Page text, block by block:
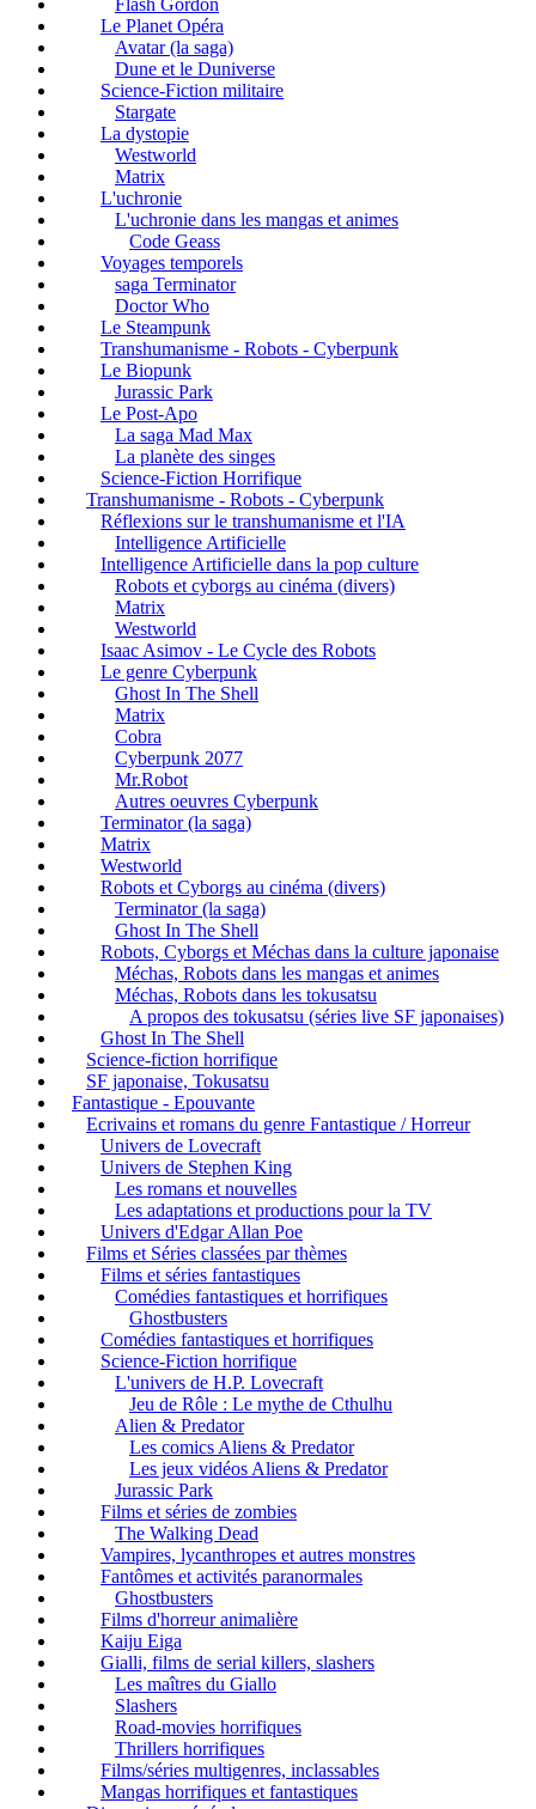
Flash Gordon
Le Planet Opéra
Avatar (la saga)
Dune et le Duniverse
Science-Fiction militaire
Stargate
La dystopie
Westworld
Matrix
L'uchronie
L'uchronie dans les mangas et animes
Code Geass
Voyages temporels
saga Terminator
Doctor Who
Le Steampunk
Transhumanisme - Robots - Cyberpunk
Le Biopunk
Jurassic Park
Le Post-Apo
La saga Mad Max
La planète des singes
Science-Fiction Horrifique
Transhumanisme - Robots - Cyberpunk
Réflexions sur le transhumanisme et l'IA
Intelligence Artificielle
Intelligence Artificielle dans la pop culture
Robots et cyborgs au cinéma (divers)
Matrix
Westworld
Isaac Asimov - Le Cycle des Robots
Le genre Cyberpunk
Ghost In The Shell
Matrix
Cobra
Cyberpunk 2077
Mr.Robot
Autres oeuvres Cyberpunk
Terminator (la saga)
Matrix
Westworld
Robots et Cyborgs au cinéma (divers)
Terminator (la saga)
Ghost In The Shell
Robots, Cyborgs et Méchas dans la culture japonaise
Méchas, Robots dans les mangas et animes
Méchas, Robots dans les tokusatsu
A propos des tokusatsu (séries live SF japonaises)
Ghost In The Shell
Science-fiction horrifique
SF japonaise, Tokusatsu
Fantastique - Epouvante
Ecrivains et romans du genre Fantastique / Horreur
Univers de Lovecraft
Univers de Stephen King
Les romans et nouvelles
Les adaptations et productions pour la TV
Univers d'Edgar Allan Poe
Films et Séries classées par thèmes
Films et séries fantastiques
Comédies fantastiques et horrifiques
Ghostbusters
Comédies fantastiques et horrifiques
Science-Fiction horrifique
L'univers de H.P. Lovecraft
Jeu de Rôle : Le mythe de Cthulhu
Alien & Predator
Les comics Aliens & Predator
Les jeux vidéos Aliens & Predator
Jurassic Park
Films et séries de zombies
The Walking Dead
Vampires, lycanthropes et autres monstres
Fantômes et activités paranormales
Ghostbusters
Films d'horreur animalière
Kaiju Eiga
Gialli, films de serial killers, slashers
Les maîtres du Giallo
Slashers
Road-movies horrifiques
Thrillers horrifiques
Films/séries multigenres, inclassables
Mangas horrifiques et fantastiques